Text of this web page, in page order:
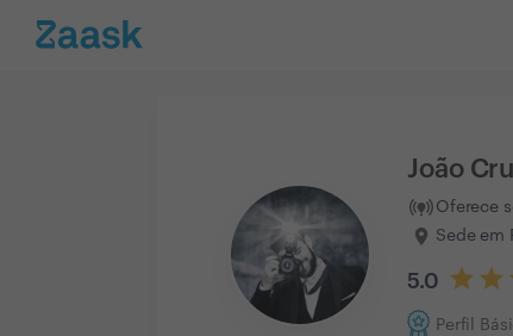
João
Oferece
Sede em
5.0
Perfil